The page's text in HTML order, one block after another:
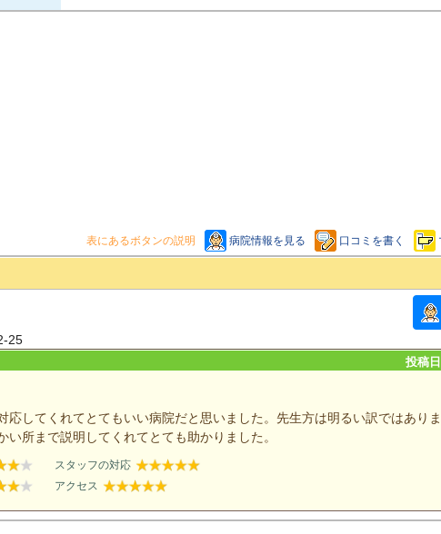
表にあるボタンの説明 病院情報を見る 口コミを書く
25
投稿
応してくれてとてもいい病院だと思いました。先生方は明るい訳ではあり
所まで説明してくれてとても助かりました。
スタッフの対応
アクセス